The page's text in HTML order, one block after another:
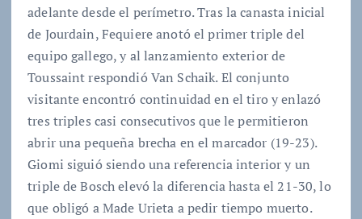
adelante desde el perímetro. Tras la canasta inicial
de Jourdain, Fequiere anotó el primer triple del
equipo gallego, y al lanzamiento exterior de
Toussaint respondió Van Schaik. El conjunto
visitante encontró continuidad en el tiro y enlazó
tres triples casi consecutivos que le permitieron
abrir una pequeña brecha en el marcador (19-23).
Giomi siguió siendo una referencia interior y un
triple de Bosch elevó la diferencia hasta el 21-30, lo
que obligó a Made Urieta a pedir tiempo muerto.